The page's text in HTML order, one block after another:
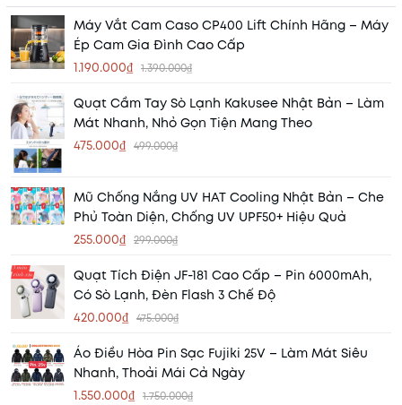
Máy Vắt Cam Caso CP400 Lift Chính Hãng – Máy
Ép Cam Gia Đình Cao Cấp
1.190.000₫ 1.390.000₫
Quạt Cầm Tay Sò Lạnh Kakusee Nhật Bản – Làm
Mát Nhanh, Nhỏ Gọn Tiện Mang Theo
475.000₫ 499.000₫
Mũ Chống Nắng UV HAT Cooling Nhật Bản – Che
Phủ Toàn Diện, Chống UV UPF50+ Hiệu Quả
255.000₫ 299.000₫
Quạt Tích Điện JF-181 Cao Cấp – Pin 6000mAh,
Có Sò Lạnh, Đèn Flash 3 Chế Độ
420.000₫ 475.000₫
Áo Điều Hòa Pin Sạc Fujiki 25V – Làm Mát Siêu
Nhanh, Thoải Mái Cả Ngày
1.550.000₫ 1.750.000₫